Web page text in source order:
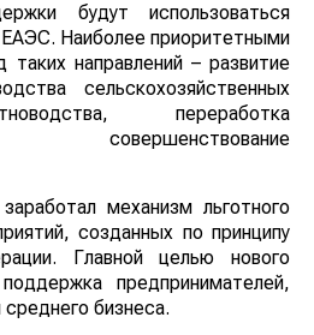
будут использоваться
ЕАЭС. Наиболее
считает ряд таких
селекции и семеноводства
растений, животноводства,
совершенствование
механизм льготного
созданных по
кооперации. Главной целью
является поддержка
всего малого и среднего